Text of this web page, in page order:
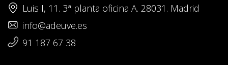
Luis I, 11. 3ª planta oficina A. 28031. Madrid
info@adeuve.es
91 187 67 38